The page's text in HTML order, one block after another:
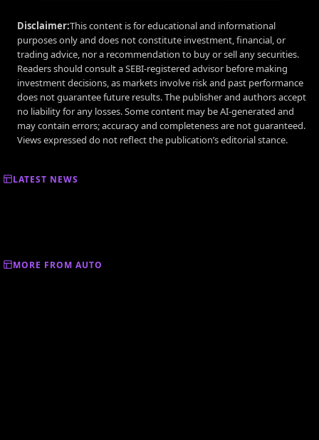
Disclaimer:This content is for educational and informational
purposes only and does not constitute investment, financial, or
trading advice, nor a recommendation to buy or sell any securities.
Readers should consult a SEBI-registered advisor before making
investment decisions, as markets involve risk and past performance
does not guarantee future results. The publisher and authors accept
no liability for any losses. Some content may be AI-generated and
may contain errors; accuracy and completeness are not guaranteed.
Views expressed do not reflect the publication’s editorial stance.
LATEST NEWS
MORE FROM AUTO